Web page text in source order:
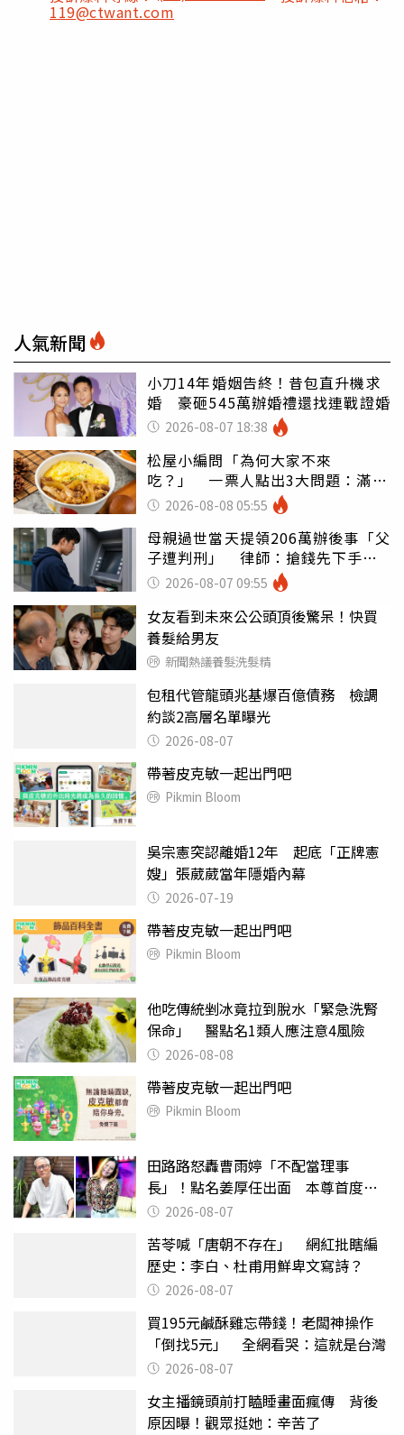
119@ctwant.com
人氣新聞
小刀14年婚姻告終！昔包直升機求
婚 豪砸545萬辦婚禮還找連戰證婚
2026-08-07 18:38
松屋小編問「為何大家不來
吃？」 一票人點出3大問題：滿手
好牌打到爛
2026-08-08 05:55
母親過世當天提領206萬辦後事「父
子遭判刑」 律師：搶錢先下手是
罪 2026-08-07 09:55
女友看到未來公公頭頂後驚呆！快買
養髮給男友
新聞熱議養髮洗髮精
包租代管龍頭兆基爆百億債務 檢調
約談2高層名單曝光
2026-08-07
帶著皮克敏一起出門吧
Pikmin Bloom
吳宗憲突認離婚12年 起底「正牌憲
嫂」張葳葳當年隱婚內幕
2026-07-19
帶著皮克敏一起出門吧
Pikmin Bloom
他吃傳統剉冰竟拉到脫水「緊急洗腎
保命」 醫點名1類人應注意4風險
2026-08-08
帶著皮克敏一起出門吧
Pikmin Bloom
田路路怒轟曹雨婷「不配當理事
長」！點名姜厚任出面 本尊首度回
應了2026-08-07
苦苓喊「唐朝不存在」 網紅批瞎編
歷史：李白、杜甫用鮮卑文寫詩？
2026-08-07
買195元鹹酥雞忘帶錢！老闆神操作
「倒找5元」 全網看哭：這就是台灣
2026-08-07
女主播鏡頭前打瞌睡畫面瘋傳 背後
原因曝！觀眾挺她：辛苦了